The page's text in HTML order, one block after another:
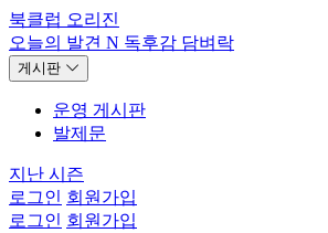
북클럽 오리진
오늘의 발견 N 독후감 담벼락
게시판
운영 게시판
발제문
지난 시즌
로그인 회원가입
로그인 회원가입